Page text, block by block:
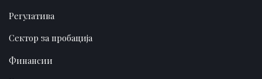
Регулатива
Сектор за пробација
Финансии